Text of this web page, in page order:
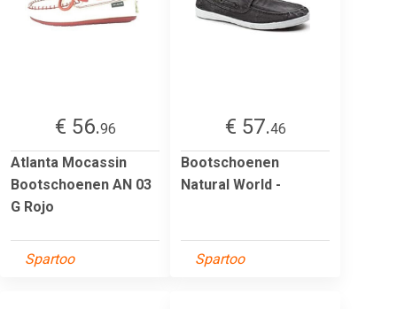
€ 56.96
Atlanta Mocassin
Bootschoenen AN 03
G Rojo
Spartoo
€ 57.46
Bootschoenen
Natural World -
Spartoo